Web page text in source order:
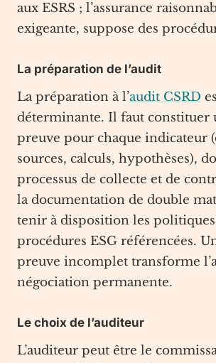
aux ESRS ; l’assurance
exigeante, suppose des
La préparation de l’audit
La préparation à l’audit CSRD
déterminante. Il faut constituer
preuve pour chaque indicateur
sources, calculs, hypothèses),
processus de collecte et de
la documentation de double
tenir à disposition les
procédures ESG référencées.
preuve incomplet transforme
négociation permanente.
Le choix de l’auditeur
L’auditeur peut être le